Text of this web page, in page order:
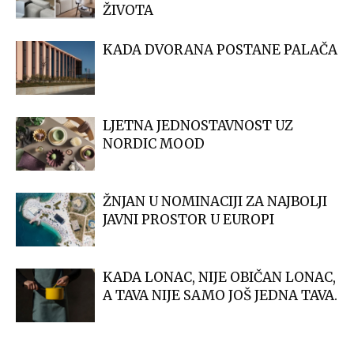
ŽIVOTA
KADA DVORANA POSTANE PALAČA
LJETNA JEDNOSTAVNOST UZ
NORDIC MOOD
ŽNJAN U NOMINACIJI ZA NAJBOLJI
JAVNI PROSTOR U EUROPI
KADA LONAC, NIJE OBIČAN LONAC,
A TAVA NIJE SAMO JOŠ JEDNA TAVA.